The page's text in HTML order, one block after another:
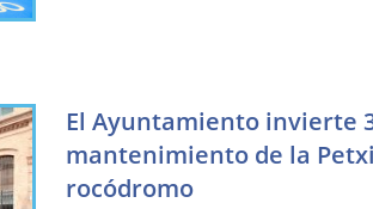
El Ayuntamiento invierte
mantenimiento de la
rocódromo